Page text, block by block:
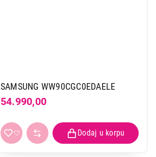
SAMSUNG WW90CGC0EDAELE
54.990,00